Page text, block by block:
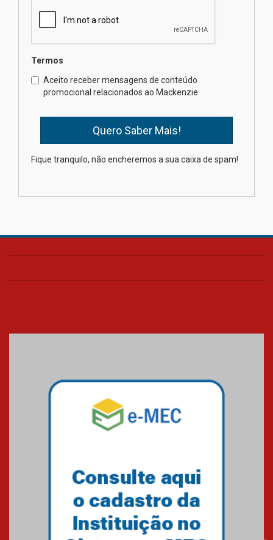
04.08.2026
Brasília prepara seus
estudantes para o PAS antes
mesmo do Ensino Médio
na educação dos filhos além da
Termos
Aceito receber mensagens de conteúdo
promocional relacionados ao Mackenzie
Fique tranquilo, não encheremos a sua caixa de spam!